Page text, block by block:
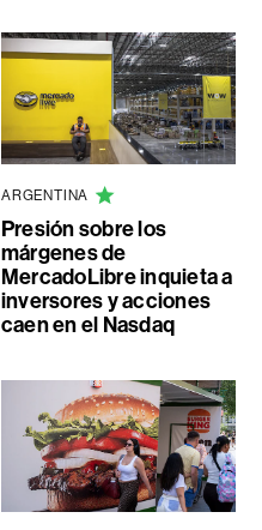
ARGENTINA
Presión sobre los
márgenes de
MercadoLibre inquieta a
inversores y acciones
caen en el Nasdaq